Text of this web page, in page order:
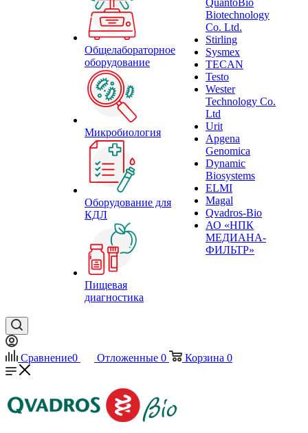
Общелабораторное
оборудование
Микробиология
Оборудование для
КДЛ
Пищевая
диагностика
QuantoBio
Biotechnology
Co. Ltd.
Stirling
Sysmex
TECAN
Testo
Wester
Technology Co.
Ltd
Urit
Apgena
Genomica
Dynamic
Biosystems
ELMI
Magal
Qvadros-Bio
АО «НПК
МЕДИАНА-
ФИЛЬТР»
Сравнение0 Отложенные 0 Корзина 0